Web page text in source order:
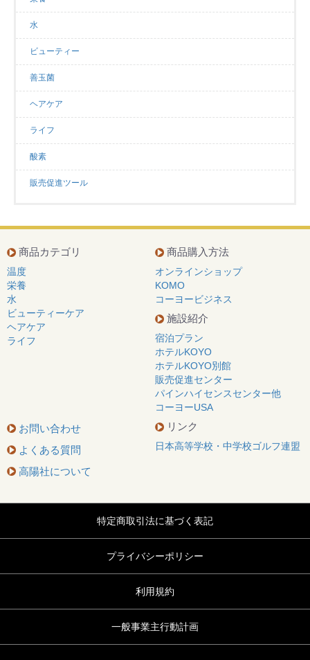
水
ビューティー
善玉菌
ヘアケア
ライフ
酸素
販売促進ツール
商品カテゴリ
温度
栄養
水
ビューティーケア
ヘアケア
ライフ
商品購入方法
オンラインショップ
KOMO
コーヨービジネス
施設紹介
宿泊プラン
ホテルKOYO
ホテルKOYO別館
販売促進センター
パインハイセンスセンター他
コーヨーUSA
お問い合わせ
よくある質問
高陽社について
リンク
日本高等学校・中学校ゴルフ連盟
特定商取引法に基づく表記
プライバシーポリシー
利用規約
一般事業主行動計画